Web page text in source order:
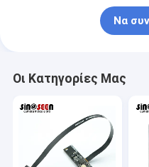
Σφαιρική ενότητα
Διπλή ενότητα
Ενότητα καμερών
Να
Οι Κατηγορίες Μας